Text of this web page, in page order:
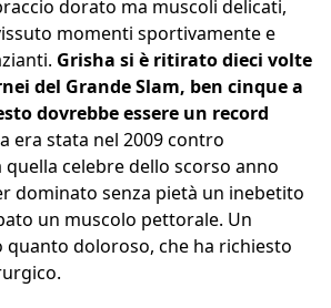
dorato ma muscoli delicati,
momenti sportivamente e
Grisha si è ritirato dieci volte
del Grande Slam, ben cinque a
dovrebbe essere un record
era stata nel 2009 contro
quella celebre dello scorso anno
dominato senza pietà un inebetito
un muscolo pettorale. Un
doloroso, che ha richiesto